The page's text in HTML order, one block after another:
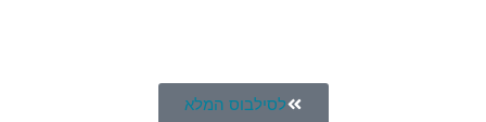
לסילבוס המלא